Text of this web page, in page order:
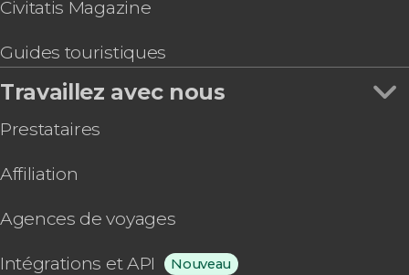
Civitatis Magazine
Guides touristiques
Travaillez avec nous
Prestataires
Affiliation
Agences de voyages
Intégrations et API Nouveau